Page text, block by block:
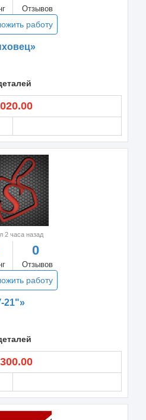
Отзывов
работу
2 часа назад
0
Отзывов
работу
21"»